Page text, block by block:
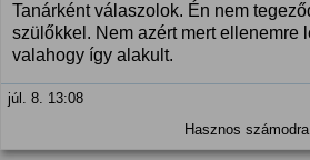
Tanárként válaszolok. Én nem
szülőkkel. Nem azért mert ellenemre
valahogy így alakult.
júl. 8. 13:08
Hasznos